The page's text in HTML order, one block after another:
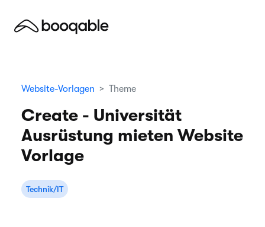
Website-Vorlagen Theme
Create - Universität
Ausrüstung mieten Website
Vorlage
Technik/IT